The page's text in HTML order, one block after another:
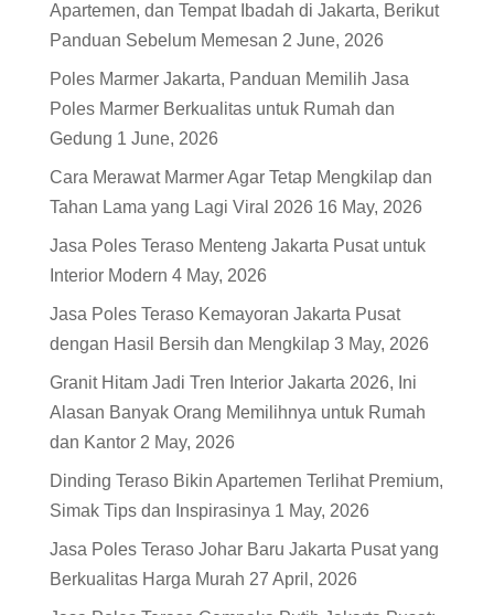
Apartemen, dan Tempat Ibadah di Jakarta, Berikut
Panduan Sebelum Memesan 2 June, 2026
Poles Marmer Jakarta, Panduan Memilih Jasa
Poles Marmer Berkualitas untuk Rumah dan
Gedung 1 June, 2026
Cara Merawat Marmer Agar Tetap Mengkilap dan
Tahan Lama yang Lagi Viral 2026 16 May, 2026
Jasa Poles Teraso Menteng Jakarta Pusat untuk
Interior Modern 4 May, 2026
Jasa Poles Teraso Kemayoran Jakarta Pusat
dengan Hasil Bersih dan Mengkilap 3 May, 2026
Granit Hitam Jadi Tren Interior Jakarta 2026, Ini
Alasan Banyak Orang Memilihnya untuk Rumah
dan Kantor 2 May, 2026
Dinding Teraso Bikin Apartemen Terlihat Premium,
Simak Tips dan Inspirasinya 1 May, 2026
Jasa Poles Teraso Johar Baru Jakarta Pusat yang
Berkualitas Harga Murah 27 April, 2026